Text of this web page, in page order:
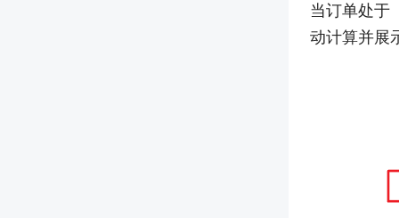
当订单处于
动计算并展